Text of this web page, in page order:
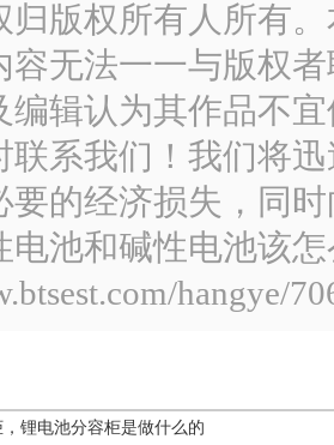
归版权所有人所有
容无法一一与版权
编辑认为其作品不
联系我们！我们将
要的经济损失，同
电池和碱性电池该
hangye/
锂电池分容柜是做什么的